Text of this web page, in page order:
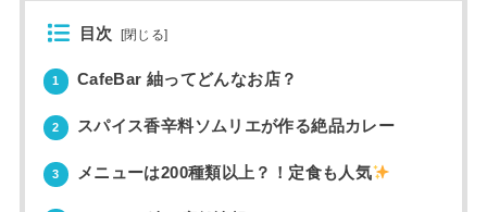
目次 [閉じる]
1 CafeBar 紬ってどんなお店？
2 スパイス香辛料ソムリエが作る絶品カレー
3 メニューは200種類以上？！定食も人気